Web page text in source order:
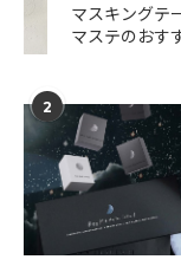
マスキングテ
マステのおす
2